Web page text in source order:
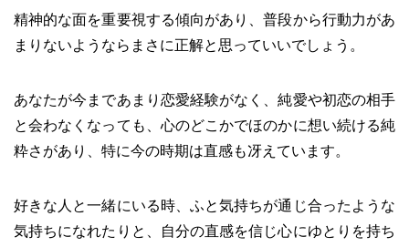
精神的な面を重要視する傾向があり、普段から行動力があ
まりないようならまさに正解と思っていいでしょう。
あなたが今まであまり恋愛経験がなく、純愛や初恋の相手
と会わなくなっても、心のどこかでほのかに想い続ける純
粋さがあり、特に今の時期は直感も冴えています。
好きな人と一緒にいる時、ふと気持ちが通じ合ったような
気持ちになれたりと、自分の直感を信じ心にゆとりを持ち